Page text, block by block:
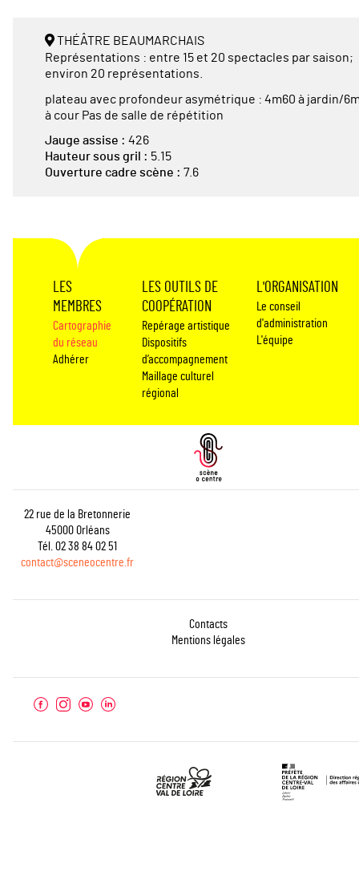
THÉÂTRE BEAUMARCHAIS
Représentations : entre 15 et 20 spectacles par saison;
environ 20 représentations.
plateau avec profondeur asymétrique : 4m60 à jardin/
à cour Pas de salle de répétition
Jauge assise : 426
Hauteur sous gril : 5.15
Ouverture cadre scène : 7.6
LES
MEMBRES
Cartographie
du réseau
Adhérer
LES OUTILS DE
COOPÉRATION
Repérage artistique
Dispositifs
d’accompagnement
Maillage culturel
régional
L'ORGANISATION
Le conseil
d'administration
L'équipe
22 rue de la Bretonnerie
45000 Orléans
Tél. 02 38 84 02 51
contact@sceneocentre.fr
Contacts
Mentions légales